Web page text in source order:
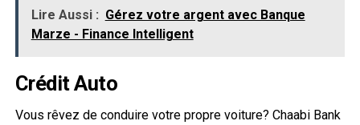
Lire Aussi : Gérez votre argent avec Banque
Marze - Finance Intelligent
Crédit Auto
Vous rêvez de conduire votre propre voiture? Chaabi Bank